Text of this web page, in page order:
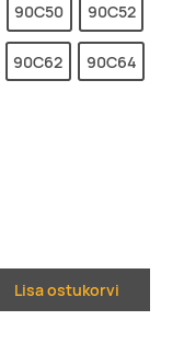
90C50 90C52
90C62 90C64
Lisa ostukorvi